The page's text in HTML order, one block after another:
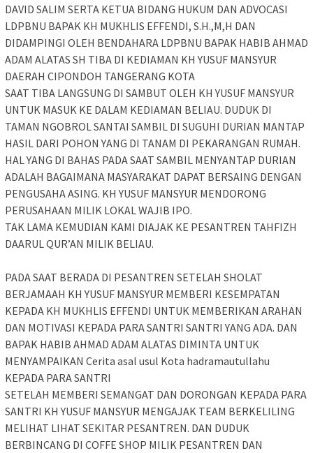
DAVID SALIM SERTA KETUA BIDANG HUKUM DAN ADVOCASI
LDPBNU BAPAK KH MUKHLIS EFFENDI, S.H.,M,H DAN
DIDAMPINGI OLEH BENDAHARA LDPBNU BAPAK HABIB AHMAD
ADAM ALATAS SH TIBA DI KEDIAMAN KH YUSUF MANSYUR
DAERAH CIPONDOH TANGERANG KOTA
SAAT TIBA LANGSUNG DI SAMBUT OLEH KH YUSUF MANSYUR
UNTUK MASUK KE DALAM KEDIAMAN BELIAU. DUDUK DI
TAMAN NGOBROL SANTAI SAMBIL DI SUGUHI DURIAN MANTAP
HASIL DARI POHON YANG DI TANAM DI PEKARANGAN RUMAH.
HAL YANG DI BAHAS PADA SAAT SAMBIL MENYANTAP DURIAN
ADALAH BAGAIMANA MASYARAKAT DAPAT BERSAING DENGAN
PENGUSAHA ASING. KH YUSUF MANSYUR MENDORONG
PERUSAHAAN MILIK LOKAL WAJIB IPO.
TAK LAMA KEMUDIAN KAMI DIAJAK KE PESANTREN TAHFIZH
DAARUL QUR’AN MILIK BELIAU.
PADA SAAT BERADA DI PESANTREN SETELAH SHOLAT
BERJAMAAH KH YUSUF MANSYUR MEMBERI KESEMPATAN
KEPADA KH MUKHLIS EFFENDI UNTUK MEMBERIKAN ARAHAN
DAN MOTIVASI KEPADA PARA SANTRI SANTRI YANG ADA. DAN
BAPAK HABIB AHMAD ADAM ALATAS DIMINTA UNTUK
MENYAMPAIKAN Cerita asal usul Kota hadramautullahu
KEPADA PARA SANTRI
SETELAH MEMBERI SEMANGAT DAN DORONGAN KEPADA PARA
SANTRI KH YUSUF MANSYUR MENGAJAK TEAM BERKELILING
MELIHAT LIHAT SEKITAR PESANTREN. DAN DUDUK
BERBINCANG DI COFFE SHOP MILIK PESANTREN DAN